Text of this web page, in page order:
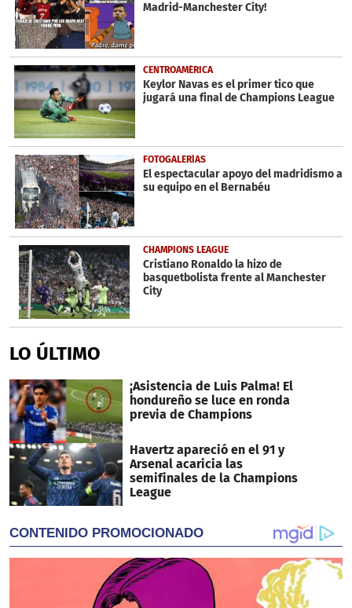
Madrid-Manchester City!
CENTROAMÉRICA
Keylor Navas es el primer tico que
jugará una final de Champions League
FOTOGALERÍAS
El espectacular apoyo del madridismo a
su equipo en el Bernabéu
CHAMPIONS LEAGUE
Cristiano Ronaldo la hizo de
basquetbolista frente al Manchester
City
LO ÚLTIMO
¡Asistencia de Luis Palma! El
hondureño se luce en ronda
previa de Champions
Havertz apareció en el 91 y
Arsenal acaricia las
semifinales de la Champions
League